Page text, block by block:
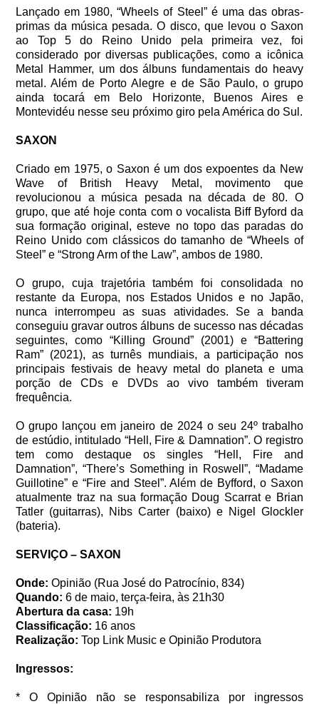
Lançado em 1980, “Wheels of Steel” é uma das obras-
primas da música pesada. O disco, que levou o Saxon
ao Top 5 do Reino Unido pela primeira vez, foi
considerado por diversas publicações, como a icônica
Metal Hammer, um dos álbuns fundamentais do heavy
metal. Além de Porto Alegre e de São Paulo, o grupo
ainda tocará em Belo Horizonte, Buenos Aires e
Montevidéu nesse seu próximo giro pela América do Sul.
SAXON
Criado em 1975, o Saxon é um dos expoentes da New
Wave of British Heavy Metal, movimento que
revolucionou a música pesada na década de 80. O
grupo, que até hoje conta com o vocalista Biff Byford da
sua formação original, esteve no topo das paradas do
Reino Unido com clássicos do tamanho de “Wheels of
Steel” e “Strong Arm of the Law”, ambos de 1980.
O grupo, cuja trajetória também foi consolidada no
restante da Europa, nos Estados Unidos e no Japão,
nunca interrompeu as suas atividades. Se a banda
conseguiu gravar outros álbuns de sucesso nas décadas
seguintes, como “Killing Ground” (2001) e “Battering
Ram” (2021), as turnês mundiais, a participação nos
principais festivais de heavy metal do planeta e uma
porção de CDs e DVDs ao vivo também tiveram
frequência.
O grupo lançou em janeiro de 2024 o seu 24º trabalho
de estúdio, intitulado “Hell, Fire & Damnation”. O registro
tem como destaque os singles “Hell, Fire and
Damnation”, “There’s Something in Roswell”, “Madame
Guillotine” e “Fire and Steel”. Além de Byfford, o Saxon
atualmente traz na sua formação Doug Scarrat e Brian
Tatler (guitarras), Nibs Carter (baixo) e Nigel Glockler
(bateria).
SERVIÇO – SAXON
Onde:Opinião (Rua José do Patrocínio, 834)
Quando:6 de maio, terça-feira, às 21h30
Abertura da casa: 19h
Classificação: 16 anos
Realização:Top Link Music e Opinião Produtora
Ingressos:
* O Opinião não se responsabiliza por ingressos